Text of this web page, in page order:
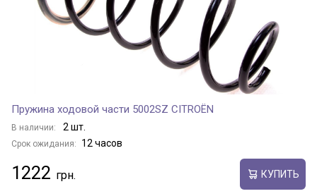
Пружина ходовой части 5002SZ CITROËN
В наличии: 2 шт.
Срок ожидания: 12 часов
1222 КУПИТЬ